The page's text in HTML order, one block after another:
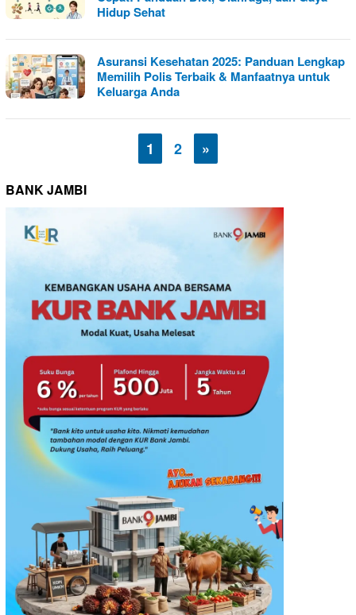
Hidup Sehat
Asuransi Kesehatan 2025: Panduan Lengkap
Memilih Polis Terbaik & Manfaatnya untuk
Keluarga Anda
1 2 »
BANK JAMBI